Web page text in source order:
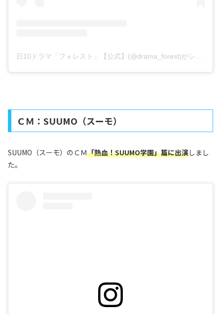
ＣＭ：SUUMO（スーモ）
SUUMO（スーモ）のＣＭ「熱血！SUUMO学園」篇に出演しまし
た。